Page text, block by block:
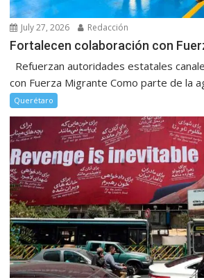
July 27, 2026 Redacción
Fortalecen colaboración con
Refuerzan autoridades estatales
con Fuerza Migrante Como parte de la
Querétaro